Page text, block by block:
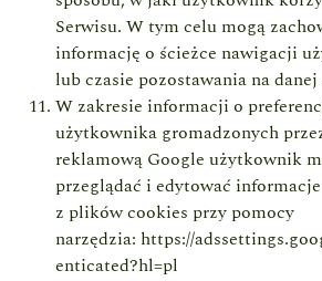
Serwisu. W tym celu mogą
informację o ścieżce nawigacji
lub czasie pozostawania na
W zakresie informacji o
użytkownika gromadzonych
reklamową Google użytkownik
przeglądać i edytować
z plików cookies przy pomocy
narzędzia: https://
enticated?hl=pl